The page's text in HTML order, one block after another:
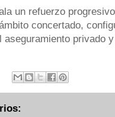
un refuerzo
concertado,
aseguramiento privado